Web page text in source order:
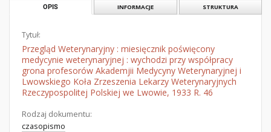
OPIS INFORMACJE STRUKTURA
Tytuł:
Przegląd Weterynaryjny : miesięcznik poświęcony
medycynie weterynaryjnej : wychodzi przy współpracy
grona profesorów Akademjii Medycyny Weterynaryjnej i
Lwowskiego Koła Zrzeszenia Lekarzy Weterynaryjnych
Rzeczypospolitej Polskiej we Lwowie, 1933 R. 46
Rodzaj dokumentu:
czasopismo